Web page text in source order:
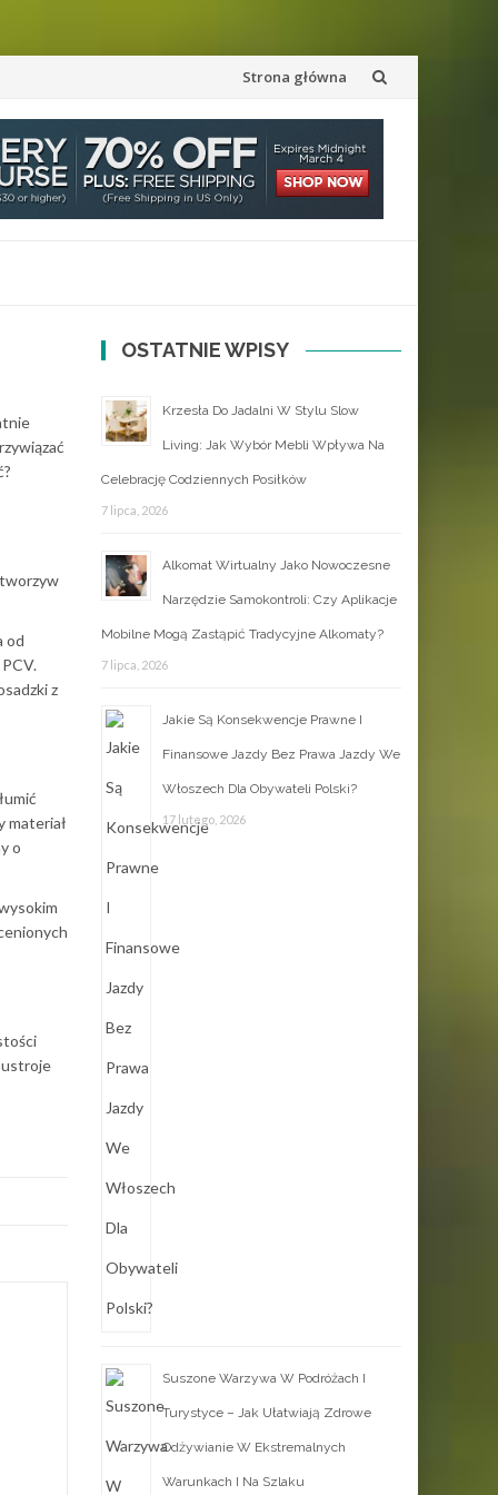
Przejdź
do
treści
Strona główna
tworzyw
od
z
materiał
o
OSTATNIE WPISY
Krzesła Do Jadalni W Stylu Slow
Living: Jak Wybór Mebli Wpływa Na
Celebrację Codziennych Posiłków
7 lipca, 2026
Alkomat Wirtualny Jako Nowoczesne
Narzędzie Samokontroli: Czy Aplikacje
Mobilne Mogą Zastąpić Tradycyjne Alkomaty?
7 lipca, 2026
Jakie Są Konsekwencje Prawne I
Finansowe Jazdy Bez Prawa Jazdy We
Włoszech Dla Obywateli Polski?
17 lutego, 2026
Suszone Warzywa W Podróżach I
Turystyce – Jak Ułatwiają Zdrowe
Odżywianie W Ekstremalnych
Warunkach I Na Szlaku